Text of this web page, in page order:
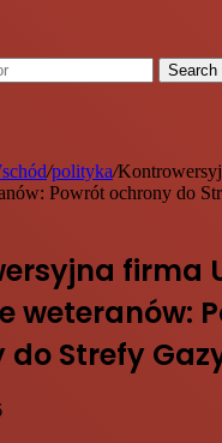
Search
/polityka/
Powrót ochrony do
firma
weteranów:
Strefy